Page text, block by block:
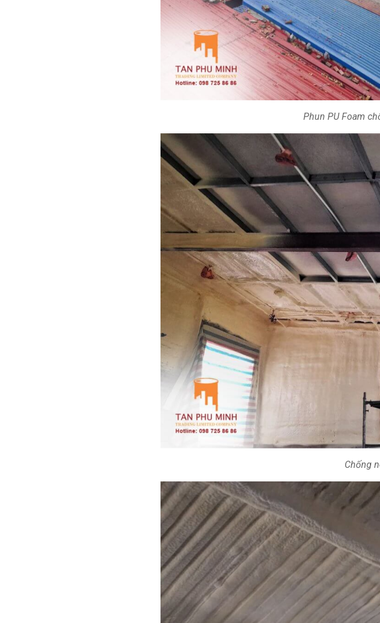
Phun PU Foam
Chống